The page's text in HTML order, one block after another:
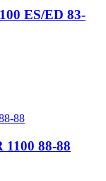
ES/ED 83-
88-88